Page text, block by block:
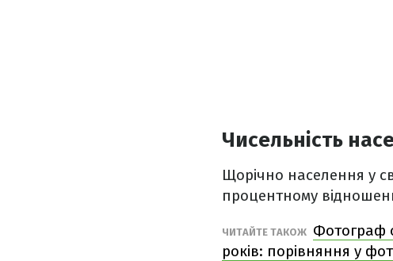
Чисельність
Щорічно населення у
процентному
ЧИТАЙТЕ ТАКОЖ Фотограф
років: порівняння у